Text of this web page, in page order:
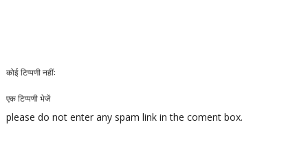
कोई टिप्पणी नहीं:
एक टिप्पणी भेजें
please do not enter any spam link in the coment box.